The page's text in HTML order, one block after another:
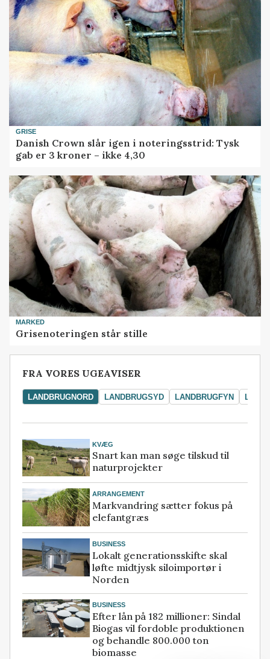
GRISE
Danish Crown slår igen i noteringsstrid: Tysk
gab er 3 kroner – ikke 4,30
MARKED
Grisenoteringen står stille
FRA VORES UGEAVISER
LANDBRUGNORD LANDBRUGSYD LANDBRUGFYN
KVÆG
Snart kan man søge tilskud til
naturprojekter
ARRANGEMENT
Markvandring sætter fokus på
elefantgræs
BUSINESS
Lokalt generationsskifte skal
løfte midtjysk siloimportør i
Norden
BUSINESS
Efter lån på 182 millioner: Sindal
Biogas vil fordoble produktionen
og behandle 800.000 ton
biomasse